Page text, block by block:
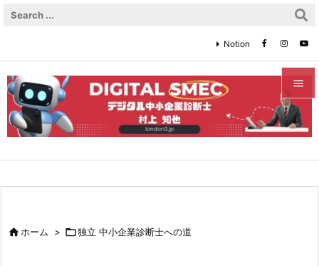


メニュ

Notion
ホーム > 独立 中小企業診断士への道